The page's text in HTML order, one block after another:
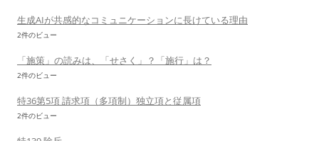
生成AIが共感的なコミュニケーションに長けている理由
2件のビュー
「施策」の読みは、「せさく」？「施行」は？
2件のビュー
特36第5項 請求項（多項制）独立項と従属項
2件のビュー